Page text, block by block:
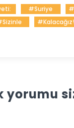
#Suriye
#Kalacağız!
yorumu